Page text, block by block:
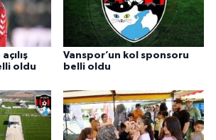
oldu
Vanspor’un kol sponsoru
belli oldu